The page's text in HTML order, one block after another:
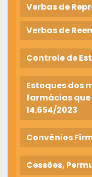
Verbas de
Verbas de
Controle de
Estoques dos
farmácias que
14.654/2023
Convênios
Cessões,